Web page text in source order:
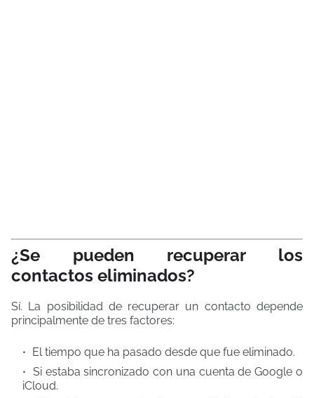
¿Se pueden recuperar los
contactos eliminados?
Sí. La posibilidad de recuperar un contacto depende
principalmente de tres factores:
El tiempo que ha pasado desde que fue eliminado.
Si estaba sincronizado con una cuenta de Google o
iCloud.